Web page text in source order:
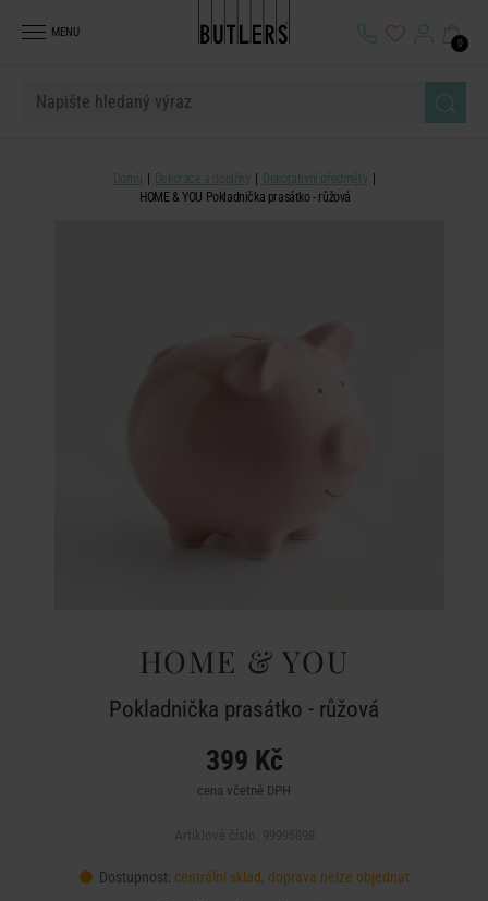
MENU
0
Domů Dekorace a doplňky
Dekorativní předměty
HOME & YOU Pokladnička prasátko - růžová
HOME & YOU
Pokladnička prasátko - růžová
399 Kč
cena včetně DPH
Dostupnost: centrální sklad, doprava nelze objednat